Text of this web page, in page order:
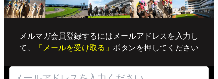
メルマガ会員登録するにはメールアドレスを入力し
て、
「メールを受け取る」 ボタンを押してください